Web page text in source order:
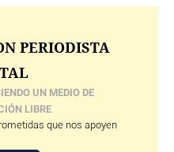
PERIODISTA
UN MEDIO DE
LIBRE
que nos apoyen